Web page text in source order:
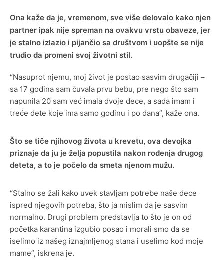
Ona kaže da je, vremenom, sve više delovalo kako njen
partner ipak nije spreman na ovakvu vrstu obaveze, jer
je stalno izlazio i pijančio sa društvom i uopšte se nije
trudio da promeni svoj životni stil.
“Nasuprot njemu, moj život je postao sasvim drugačiji –
sa 17 godina sam čuvala prvu bebu, pre nego što sam
napunila 20 sam već imala dvoje dece, a sada imam i
treće dete koje ima samo godinu i po dana”, kaže ona.
Što se tiče njihovog života u krevetu, ova devojka
priznaje da ju je želja popustila nakon rođenja drugog
deteta, a to je počelo da smeta njenom mužu.
“Stalno se žali kako uvek stavljam potrebe naše dece
ispred njegovih potreba, što ja mislim da je sasvim
normalno. Drugi problem predstavlja to što je on od
početka karantina izgubio posao i morali smo da se
iselimo iz našeg iznajmljenog stana i uselimo kod moje
mame”, iskrena je.